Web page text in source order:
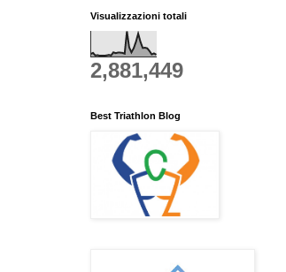
Visualizzazioni totali
2,881,449
Best Triathlon Blog